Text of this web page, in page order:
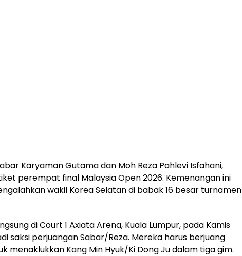
Karyaman Gutama dan Moh Reza Pahlevi Isfahani,
perempat final Malaysia Open 2026. Kemenangan ini
wakil Korea Selatan di babak 16 besar turnamen
di Court 1 Axiata Arena, Kuala Lumpur, pada Kamis
saksi perjuangan Sabar/Reza. Mereka harus berjuang
menaklukkan Kang Min Hyuk/Ki Dong Ju dalam tiga gim.